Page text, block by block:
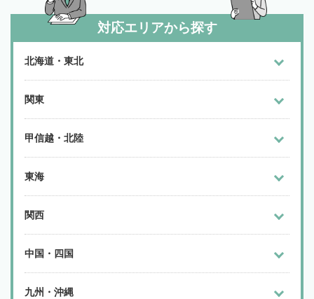
対応エリアから探す
北海道・東北
関東
甲信越・北陸
東海
関西
中国・四国
九州・沖縄